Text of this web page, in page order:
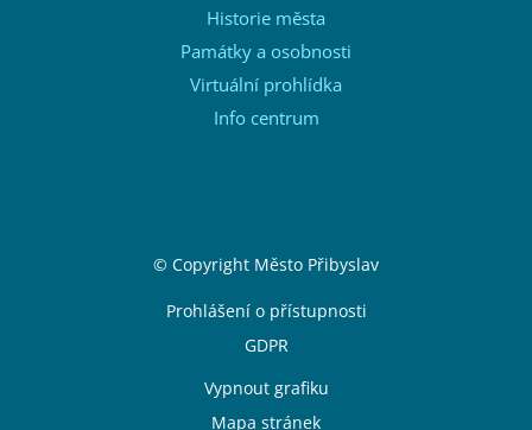
Historie města
Památky a osobnosti
Virtuální prohlídka
Info centrum
Sekce Patička© Copyright Město Přibyslav
Patička odkazy
Prohlášení o přístupnosti
GDPR
Vypnout grafiku
Mapa stránek